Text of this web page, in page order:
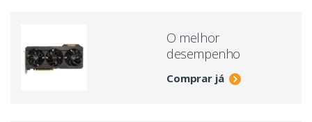
O melhor
desempenho
Comprar já